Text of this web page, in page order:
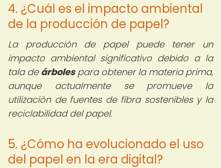
4. ¿Cuál es el impacto ambiental
de la producción de papel?
La producción de papel puede tener un
impacto ambiental significativo debido a la
tala de árbolespara obtener la materia prima,
aunque actualmente se promueve la
utilización de fuentes de fibra sostenibles y la
reciclabilidad del papel.
5. ¿Cómo ha evolucionado el uso
del papel en la era digital?